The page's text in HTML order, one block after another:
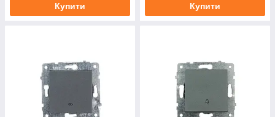
Купити Купити